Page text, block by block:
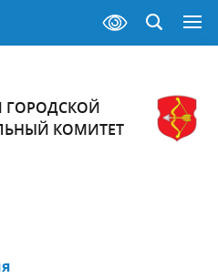
ГОРОДСКОЙ
КОМИТЕТ